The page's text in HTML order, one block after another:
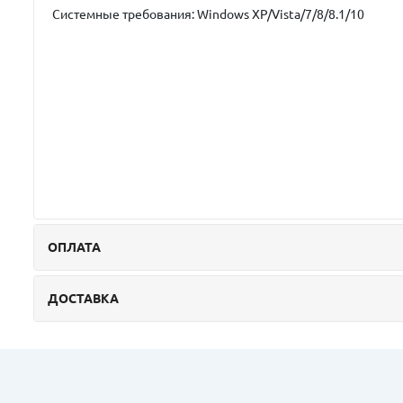
Системные требования: Windows XP/Vista/7/8/8.1/10
ОПЛАТА
ДОСТАВКА